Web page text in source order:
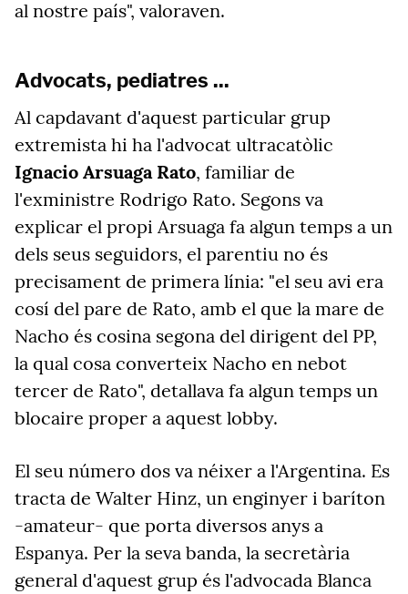
al nostre país", valoraven.
Advocats, pediatres ...
Al capdavant d'aquest particular grup
extremista hi ha l'advocat ultracatòlic
Ignacio Arsuaga Rato, familiar de
l'exministre Rodrigo Rato. Segons va
explicar el propi Arsuaga fa algun temps a un
dels seus seguidors, el parentiu no és
precisament de primera línia: "el seu avi era
cosí del pare de Rato, amb el que la mare de
Nacho és cosina segona del dirigent del PP,
la qual cosa converteix Nacho en nebot
tercer de Rato", detallava fa algun temps un
blocaire proper a aquest lobby.
El seu número dos va néixer a l'Argentina. Es
tracta de Walter Hinz, un enginyer i baríton
-amateur- que porta diversos anys a
Espanya. Per la seva banda, la secretària
general d'aquest grup és l'advocada Blanca